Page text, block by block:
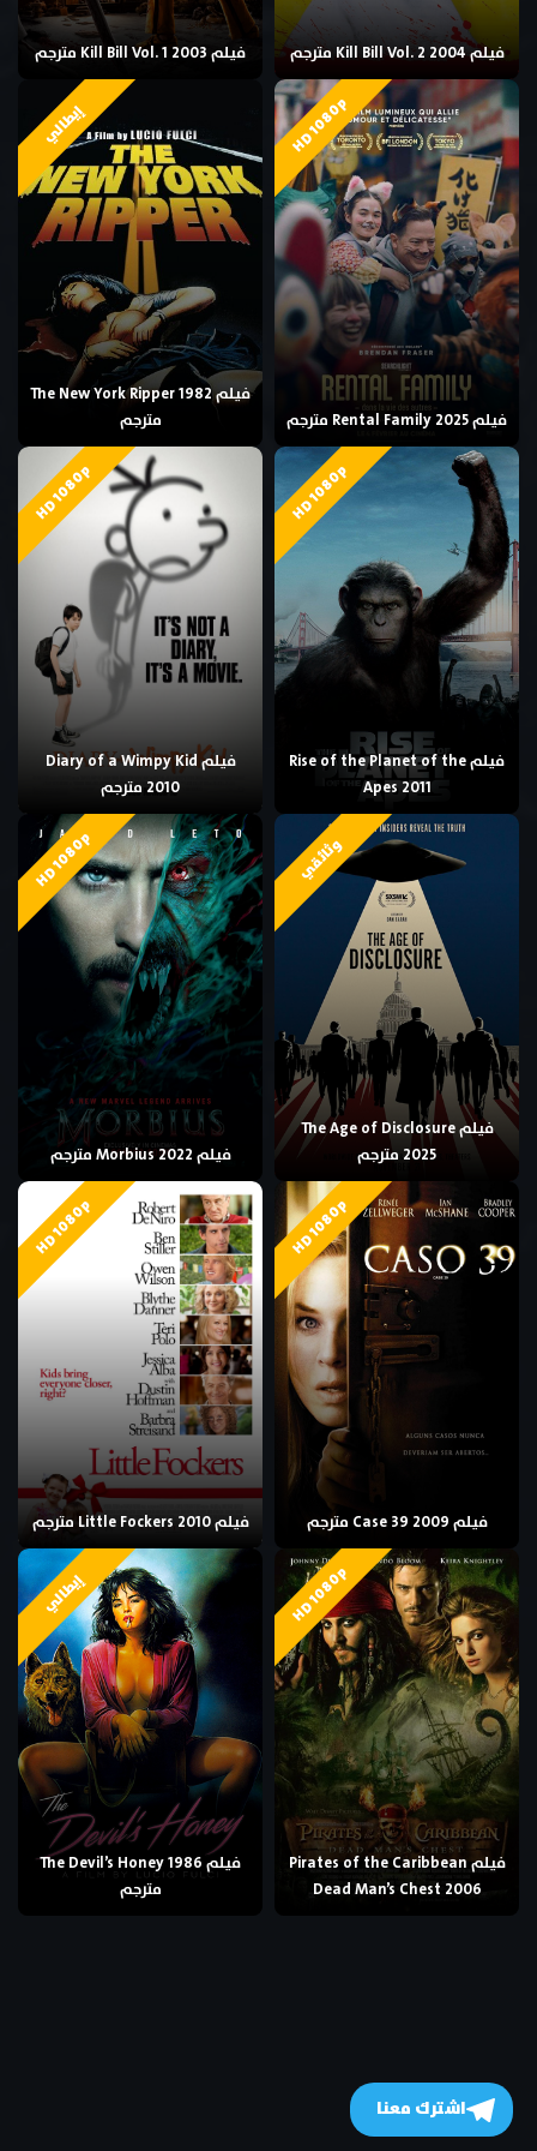
فيلم Kill Bill Vol. 2 2004 مترجم فيلم Kill Bill Vol. 1 2003 مترجم
HD 1080p
فيلم Rental Family 2025 مترجم
إيطالي
فيلم The New York Ripper 1982
مترجم
HD 1080p
فيلم Rise of the Planet of the
Apes 2011
HD 1080p
فيلم Diary of a Wimpy Kid
2010 مترجم
وثائقي
فيلم The Age of Disclosure
2025 مترجم
HD 1080p
فيلم Morbius 2022 مترجم
HD 1080p
فيلم Case 39 2009 مترجم
HD 1080p
فيلم Little Fockers 2010 مترجم
HD 1080p
فيلم Pirates of the Caribbean
Dead Man’s Chest 2006
إيطالي
فيلم The Devil’s Honey 1986
مترجم
اشترك معنا